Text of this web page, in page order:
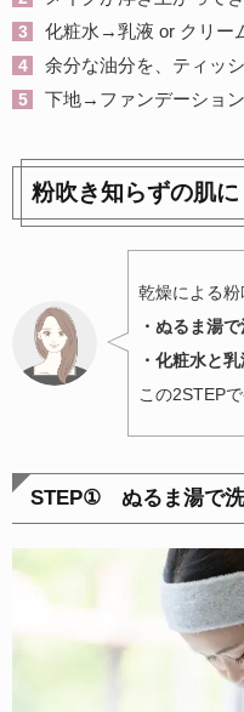
化粧水→乳液 or クリー
余分な油分を、ティッ
下地→ファンデーショ
粉吹き知らずの肌に
乾燥による粉
・ぬるま湯
・化粧水と
この2STEP
STEP① ぬるま湯で